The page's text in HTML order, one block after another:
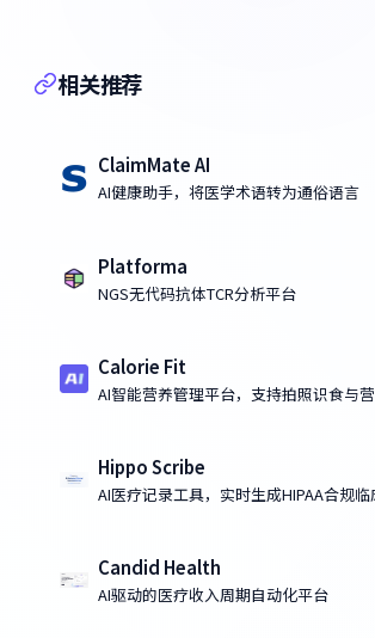
相关推荐
ClaimMate AI
AI健康助手，将医学术语转为通俗语言
Platforma
NGS无代码抗体TCR分析平台
Calorie Fit
AI智能营养管理平台，支持拍照识食与
Hippo Scribe
AI医疗记录工具，实时生成HIPAA合规临
Candid Health
AI驱动的医疗收入周期自动化平台